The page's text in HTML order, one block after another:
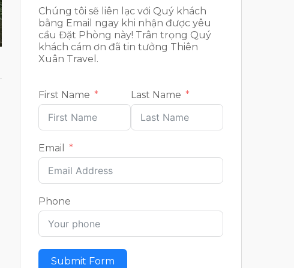
Chúng tôi sẽ liên lạc với Quý khách
bằng Email ngay khi nhận được yêu
cầu Đặt Phòng này! Trân trọng Quý
khách cám ơn đã tin tưởng Thiên
Xuân Travel.
First Name Last Name
Email
Phone
Submit Form